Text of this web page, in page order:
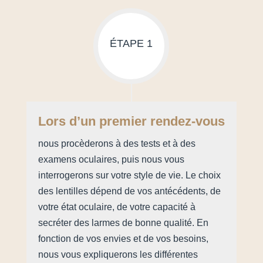
ÉTAPE 1
Lors d’un premier rendez-vous
nous procèderons à des tests et à des
examens oculaires, puis nous vous
interrogerons sur votre style de vie. Le choix
des lentilles dépend de vos antécédents, de
votre état oculaire, de votre capacité à
secréter des larmes de bonne qualité. En
fonction de vos envies et de vos besoins,
nous vous expliquerons les différentes